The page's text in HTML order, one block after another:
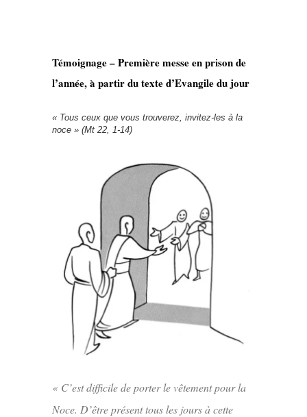
Témoignage – Première messe en prison de
l’année, à partir du texte d’Evangile du jour
« Tous ceux que vous trouverez, invitez-les à la
noce » (Mt 22, 1-14)
« C’est difficile de porter le vêtement pour la
Noce. D’être présent tous les jours à cette